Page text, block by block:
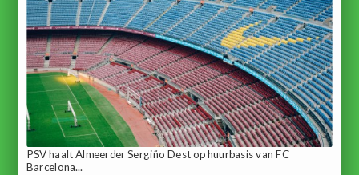
PSV haalt Almeerder Sergiño Dest op huurbasis van FC
Barcelona...